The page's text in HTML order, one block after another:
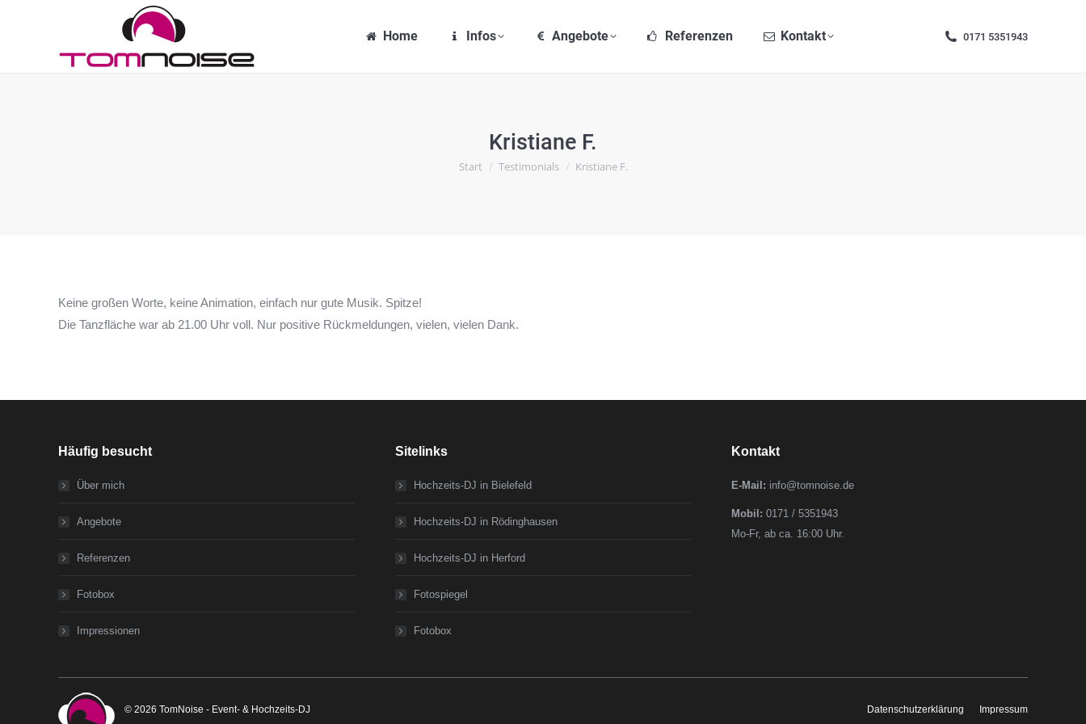
Home Infos Angebote Referenzen Kontakt 0171 5351943
Kristiane F.
Sie befinden sich hier:
Start Testimonials Kristiane F.
Keine großen Worte, keine Animation, einfach nur gute Musik. Spitze!
Die Tanzfläche war ab 21.00 Uhr voll. Nur positive Rückmeldungen, vielen, vielen Dank.
Häufig besucht
Über mich
Angebote
Referenzen
Fotobox
Impressionen
Sitelinks
Hochzeits-DJ in Bielefeld
Hochzeits-DJ in Rödinghausen
Hochzeits-DJ in Herford
Fotospiegel
Fotobox
Kontakt
E-Mail: info@tomnoise.de
Mobil: 0171 / 5351943
Mo-Fr, ab ca. 16:00 Uhr.
© 2026 TomNoise - Event- & Hochzeits-DJ Datenschutzerklärung Impressum